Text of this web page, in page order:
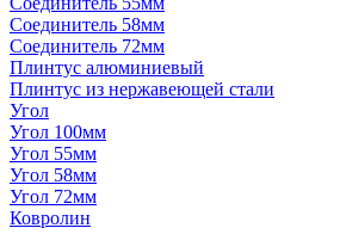
Соединитель 58мм
Соединитель 72мм
Плинтус алюминиевый
Плинтус из нержавеющей стали
Угол
Угол 100мм
Угол 55мм
Угол 58мм
Угол 72мм
Ковролин